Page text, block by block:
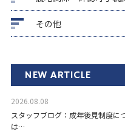
その他
NEW ARTICLE
2026.08.08
スタッフブログ：成年後見制度に
は…